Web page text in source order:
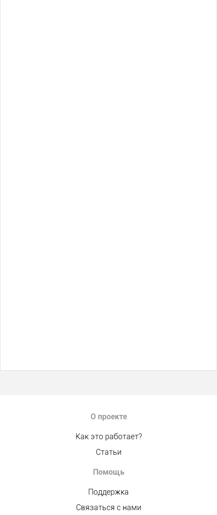
О проекте
Как это работает?
Статьи
Помощь
Поддержка
Связаться с нами